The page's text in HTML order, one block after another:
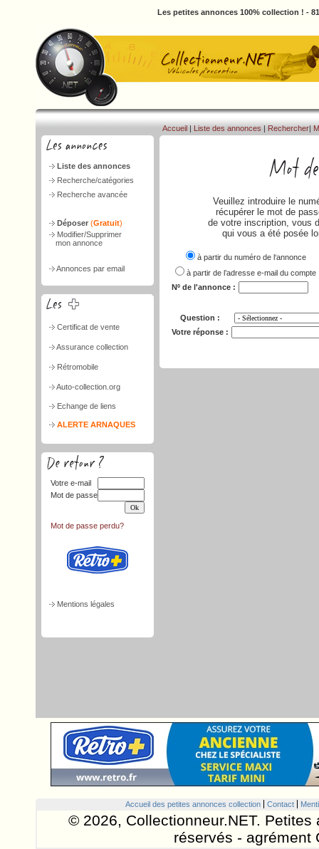
Les petites annonces 100% collection ! -
Liste des annonces
Recherche/catégories
Recherche avancée
Déposer (Gratuit)
Modifier/Supprimer
mon annonce
Annonces par email
Certificat de vente
Assurance collection
Rétromobile
Auto-collection.org
Echange de liens
ALERTE ARNAQUES
Votre e-mail
Mot de passe
Mot de passe perdu?
Mentions légales
Accueil | Liste des annonces | Rechercher|
Veuillez introduire le
récupérer le mot de
de votre inscription, vous
qui vous a été posée
à partir du numéro de l‘annonce
à partir de l’adresse e-mail du compte
Nº de l'annonce :
Question :
Votre réponse :
Accueil des petites annonces collection Contact
© 2026, Collectionneur.NET.
réservés - agrément